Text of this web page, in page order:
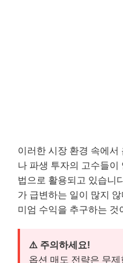
도해서는 안 됩니다.
상치 못한 큰 손실이
요! 📌